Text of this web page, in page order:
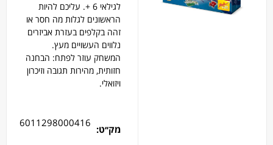
לגילאי 6 +. עליכם להיות
הראשונים לגלות מה חסר או
זהה בקלפים בעזרת אביזרים
נלווים העשויים מעץ.
המשחק עוזר לפתח: הבחנה
חזותית, מהירות תגובה וזיכרון
ויזואלי.
מק׳׳ט:
6011298000416